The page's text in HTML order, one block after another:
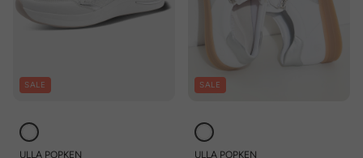
SALE
ULLA POPKEN
SALE
ULLA POPKEN